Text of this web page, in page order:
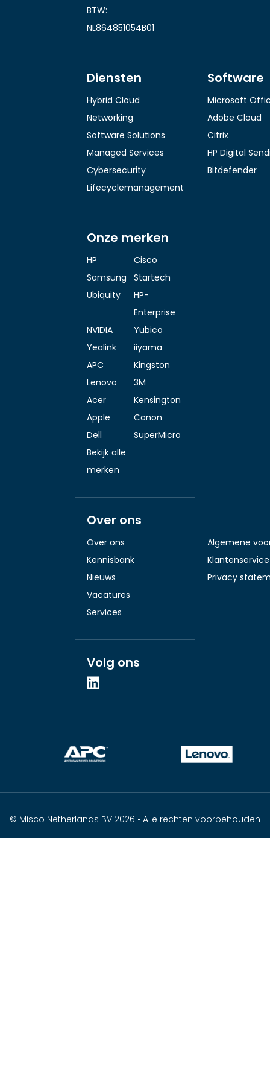
BTW:
NL864851054B01
Diensten
Hybrid Cloud
Networking
Software Solutions
Managed Services
Cybersecurity
Lifecyclemanagement
Software
Microsoft
Adobe Cloud
Citrix
HP Digital
Bitdefender
Onze merken
HP
Cisco
Samsung
Startech
Ubiquity
HP-
Enterprise
NVIDIA
Yubico
Yealink
iiyama
APC
Kingston
Lenovo
3M
Acer
Kensington
Apple
Canon
Dell
SuperMicro
Bekijk alle
merken
Over ons
Over ons
Kennisbank
Nieuws
Vacatures
Services
Algemene
Klantenservice
Privacy
Volg ons
© Misco Netherlands BV 2026 • Alle rechten voorbehouden